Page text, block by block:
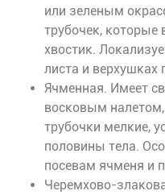
или зеленым
трубочек, которые
хвостик.
листа и верхушках
Ячменная. Имеет
восковым
трубочки мелкие,
половины тела.
посевам ячменя и
Черемхово-